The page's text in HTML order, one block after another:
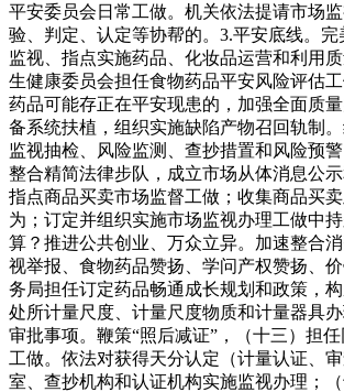
平安委员会日常工做。机关依法提请市场
验、判定、认定等协帮的。3.平安底线。完
监视、指点实施药品、化妆品运营和利用
生健康委员会担任食物药品平安风险评估
药品可能存正在平安现患的，加强全面质
备系统扶植，组织实施缺陷产物召回轨制
监视抽检、风险监测、查抄措置和风险预警
整合精简法律步队，成立市场从体消息公
指点商品买卖市场监督工做；收集商品买
为；订定并组织实施市场监视办理工做中
算？推进公共创业、万众立异。加速整合
视举报、食物药品赞扬、学问产权赞扬、
务局担任订定药品畅通成长规划和政策，
处所计量尺度、计量尺度物质和计量器具
审批事项。鞭策“照后减证”，（十三）担
工做。依法对获得天分认定（计量认证、
室、查抄机构和认证机构实施监视办理；